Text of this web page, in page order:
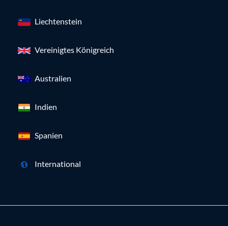
Liechtenstein
Vereinigtes Königreich
Australien
Indien
Spanien
International